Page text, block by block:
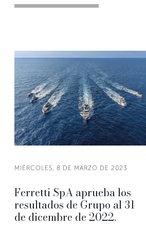
MIÉRCOLES, 8 DE MARZO DE 2023
Ferretti SpA aprueba los
resultados de Grupo al 31
de dicembre de 2022.